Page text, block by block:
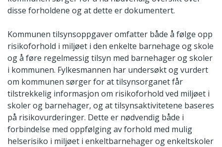
disse forholdene og at dette er dokumentert.
Kommunen tilsynsoppgaver omfatter både å følge opp
risikoforhold i miljøet i den enkelte barnehage og skole
og å føre regelmessig tilsyn med barnehager og skoler
i kommunen. Fylkesmannen har undersøkt og vurdert
om kommunen sørger for at tilsynsorganet får
tilstrekkelig informasjon om risikoforhold ved miljøet i
skoler og barnehager, og at tilsynsaktivitetene baseres
på risikovurderinger. Dette er nødvendig både i
forbindelse med oppfølging av forhold med mulig
helserisiko i miljøet i enkeltbarnehager og enkeltskoler